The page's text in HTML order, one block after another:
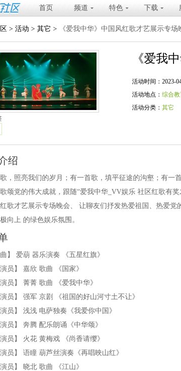
首页 频道 特色 下载
> 活动 > 其它 > 《爱我中华》中国风红歌才艺展示专场
《爱我
活动时间：2023-
活动地点： 综合
活动分类： 其它
绍
，照亮我们的岁月；有一首歌，填平征途的沟壑；有一
颂党的伟大成就，跟随“爱我中华_VV娱乐 社区红歌有
歌才艺展示专场晚会、 让聊友们抒发热爱祖国、热爱党
向上 的绿色娱乐氛围。
曲】 爱葫 器乐演奏 《五星红旗》
演员】 嘉欣 歌曲 《国家》
演员】 菁菁 歌曲 《爱我中华》
演员】 强军 京剧 《祖国的好山河寸土不让》
演员】 浅浅 电萨独奏《我爱你中国》
演员】 奔腾 配乐朗诵《中华颂》
演员】 火花 黄梅戏 《尚香请缨》
演员】 语瞳 葫芦丝演奏《再唱映山红》
演员】 晓北 歌曲 《江山》